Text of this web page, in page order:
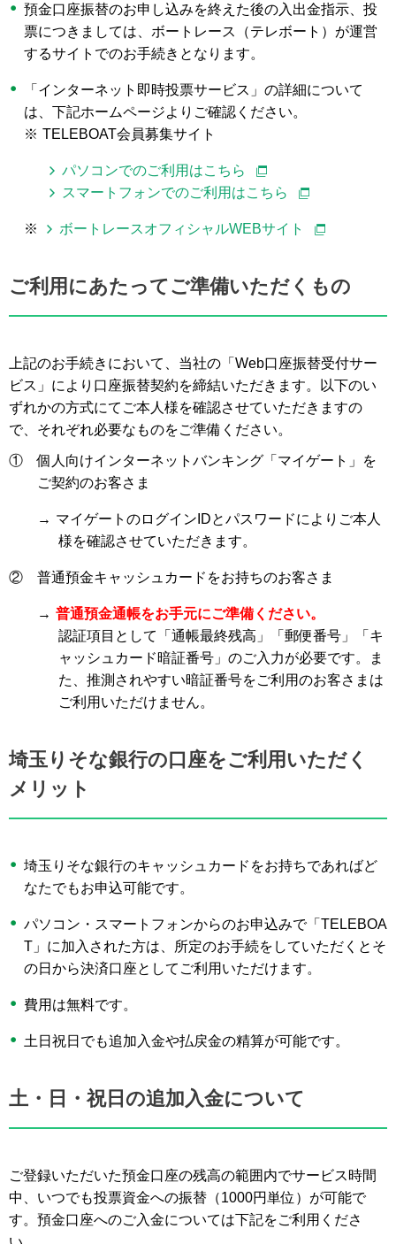
預金口座振替のお申し込みを終えた後の入出金指示、投
票につきましては、ボートレース（テレボート）が運営
するサイトでのお手続きとなります。
「インターネット即時投票サービス」の詳細について
は、下記ホームページよりご確認ください。
※ TELEBOAT会員募集サイト
パソコンでのご利用はこちら
スマートフォンでのご利用はこちら
※ ボートレースオフィシャルWEBサイト
ご利用にあたってご準備いただくもの
上記のお手続きにおいて、当社の「Web口座振替受付サー
ビス」により口座振替契約を締結いただきます。以下のい
ずれかの方式にてご本人様を確認させていただきますの
で、それぞれ必要なものをご準備ください。
①
個人向けインターネットバンキング「マイゲート」を
ご契約のお客さま
→ マイゲートのログインIDとパスワードによりご本人
様を確認させていただきます。
② 普通預金キャッシュカードをお持ちのお客さま
→ 普通預金通帳をお手元にご準備ください。
認証項目として「通帳最終残高」「郵便番号」「キ
ャッシュカード暗証番号」のご入力が必要です。ま
た、推測されやすい暗証番号をご利用のお客さまは
ご利用いただけません。
埼玉りそな銀行の口座をご利用いただく
メリット
埼玉りそな銀行のキャッシュカードをお持ちであればど
なたでもお申込可能です。
パソコン・スマートフォンからのお申込みで「TELEBOA
T」に加入された方は、所定のお手続をしていただくとそ
の日から決済口座としてご利用いただけます。
費用は無料です。
土日祝日でも追加入金や払戻金の精算が可能です。
土・日・祝日の追加入金について
ご登録いただいた預金口座の残高の範囲内でサービス時間
中、いつでも投票資金への振替（1000円単位）が可能で
す。預金口座へのご入金については下記をご利用くださ